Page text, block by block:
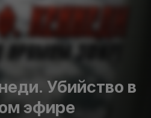
Убийство в
эфире